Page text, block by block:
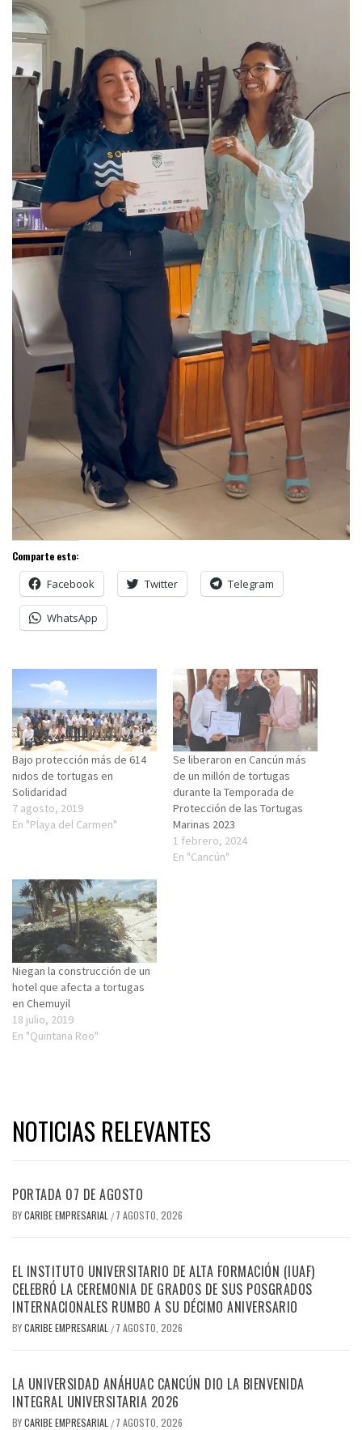
Comparte esto:
Facebook Twitter Telegram
WhatsApp
Bajo protección más de 614
nidos de tortugas en
Solidaridad
7 agosto, 2019
En "Playa del Carmen"
Se liberaron en Cancún más
de un millón de tortugas
durante la Temporada de
Protección de las Tortugas
Marinas 2023
1 febrero, 2024
En "Cancún"
Niegan la construcción de un
hotel que afecta a tortugas
en Chemuyil
18 julio, 2019
En "Quintana Roo"
NOTICIAS RELEVANTES
PORTADA 07 DE AGOSTO
BYCARIBE EMPRESARIAL / 7 AGOSTO, 2026
EL INSTITUTO UNIVERSITARIO DE ALTA FORMACIÓN (IUAF)
CELEBRÓ LA CEREMONIA DE GRADOS DE SUS POSGRADOS
INTERNACIONALES RUMBO A SU DÉCIMO ANIVERSARIO
BYCARIBE EMPRESARIAL / 7 AGOSTO, 2026
LA UNIVERSIDAD ANÁHUAC CANCÚN DIO LA BIENVENIDA
INTEGRAL UNIVERSITARIA 2026
BYCARIBE EMPRESARIAL / 7 AGOSTO, 2026